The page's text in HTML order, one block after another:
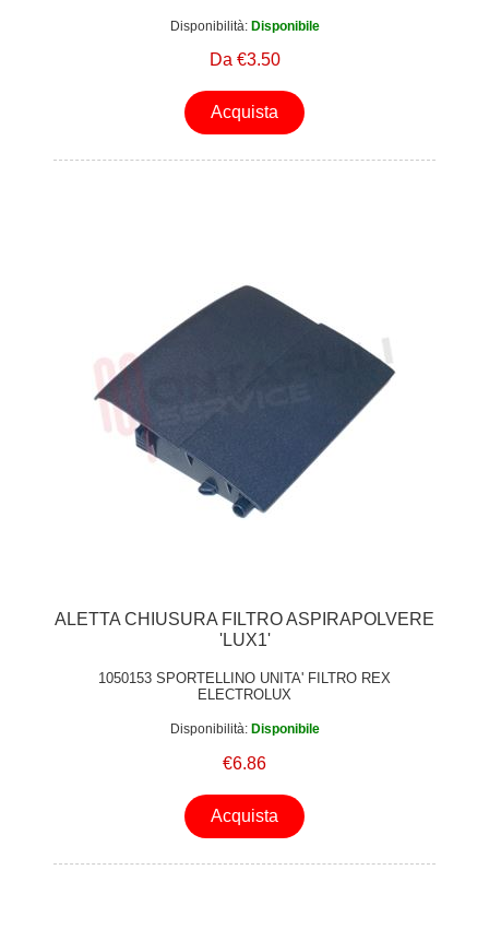
Disponibilità: Disponibile
Da €3.50
Acquista
ALETTA CHIUSURA FILTRO ASPIRAPOLVERE
'LUX1'
1050153 SPORTELLINO UNITA' FILTRO REX
ELECTROLUX
Disponibilità: Disponibile
€6.86
Acquista